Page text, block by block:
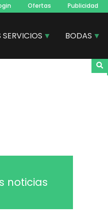
Ofertas Publicidad
BODAS
noticias